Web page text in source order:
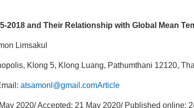
2018 and Their Relationship with Global Mean
Limsakul
Klong 5, Klong Luang, Pathumthani 12120,
atsamonl@gmail.comArticle
2020/ Accepted: 21 May 2020/ Published online: